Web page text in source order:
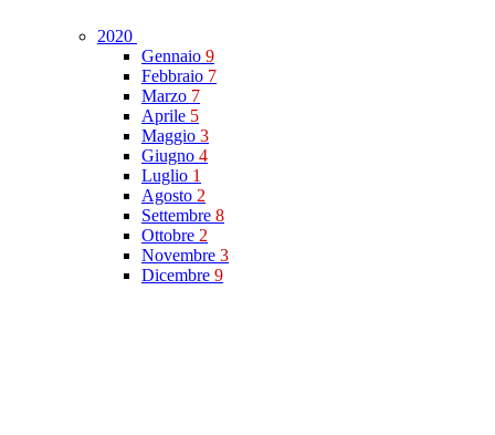
2020
Gennaio 9
Febbraio 7
Marzo 7
Aprile 5
Maggio 3
Giugno 4
Luglio 1
Agosto 2
Settembre 8
Ottobre 2
Novembre 3
Dicembre 9